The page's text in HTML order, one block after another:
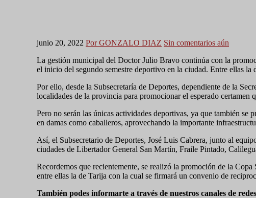
junio 20, 2022 Por GONZALO DIAZ Sin comentarios aún
La gestión municipal del Doctor Julio Bravo continúa con la
el inicio del segundo semestre deportivo en la ciudad. Entre ellas la
Por ello, desde la Subsecretaría de Deportes, dependiente de la
localidades de la provincia para promocionar el esperado
Pero no serán las únicas actividades deportivas, ya que también
en damas como caballeros, aprovechando la importante
Así, el Subsecretario de Deportes, José Luis Cabrera, junto al
ciudades de Libertador General San Martín, Fraile Pintado,
Recordemos que recientemente, se realizó la promoción de la
entre ellas la de Tarija con la cual se firmará un convenio de
También podes informarte a través de nuestros canales de